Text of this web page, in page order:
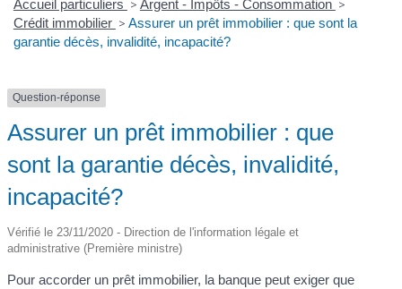
Accueil particuliers > Argent - Impôts - Consommation >
Crédit immobilier > Assurer un prêt immobilier : que sont la
garantie décès, invalidité, incapacité?
Question-réponse
Assurer un prêt immobilier : que
sont la garantie décès, invalidité,
incapacité?
Vérifié le 23/11/2020 - Direction de l'information légale et
administrative (Première ministre)
Pour accorder un prêt immobilier, la banque peut exiger que